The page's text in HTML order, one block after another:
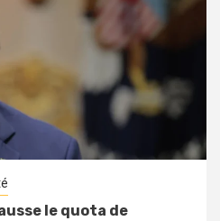
le quota de